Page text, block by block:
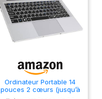
Ordinateur Portable 14
pouces 2 cœurs (jusqu’à
2,6 GHz) PC Portable 6